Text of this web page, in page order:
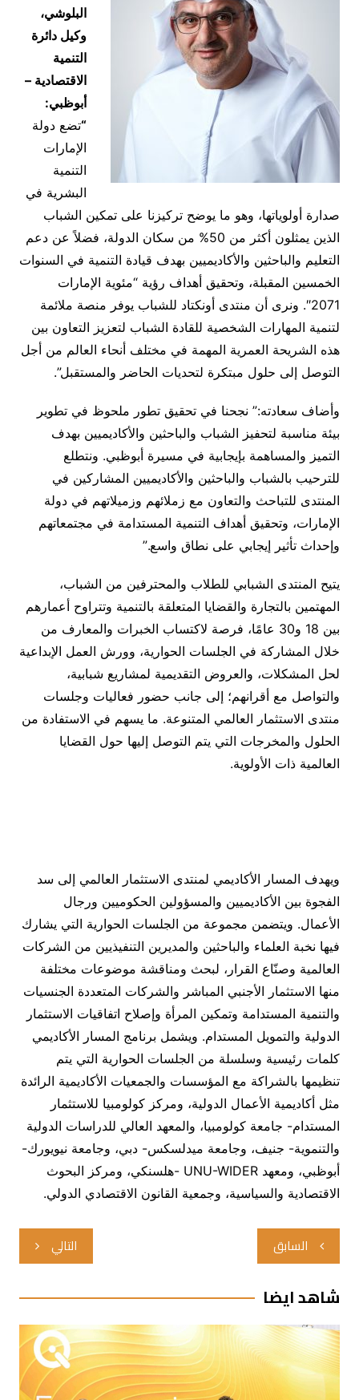
البلوشي،
وكيل دائرة
التنمية
الاقتصادية –
أبوظبي:
“تضع دولة
الإمارات
التنمية
البشرية في
صدارة أولوياتها، وهو ما يوضح تركيزنا على تمكين الشباب
الذين يمثلون أكثر من 50% من سكان الدولة، فضلاً عن دعم
التعليم والباحثين والأكاديميين بهدف قيادة التنمية في السنوات
الخمسين المقبلة، وتحقيق أهداف رؤية “مئوية الإمارات
2071″. ونرى أن منتدى أونكتاد للشباب يوفر منصة ملائمة
لتنمية المهارات الشخصية للقادة الشباب لتعزيز التعاون بين
هذه الشريحة العمرية المهمة في مختلف أنحاء العالم من أجل
التوصل إلى حلول مبتكرة لتحديات الحاضر والمستقبل”.
وأضاف سعادته:” نجحنا في تحقيق تطور ملحوظ في تطوير
بيئة مناسبة لتحفيز الشباب والباحثين والأكاديميين بهدف
التميز والمساهمة بإيجابية في مسيرة أبوظبي. ونتطلع
للترحيب بالشباب والباحثين والأكاديميين المشاركين في
المنتدى للتباحث والتعاون مع زملائهم وزميلاتهم في دولة
الإمارات، وتحقيق أهداف التنمية المستدامة في مجتمعاتهم
وإحداث تأثير إيجابي على نطاق واسع.”
يتيح المنتدى الشبابي للطلاب والمحترفين من الشباب،
المهتمين بالتجارة والقضايا المتعلقة بالتنمية وتتراوح أعمارهم
بين 18 و30 عامًا، فرصة لاكتساب الخبرات والمعارف من
خلال المشاركة في الجلسات الحوارية، وورش العمل الإبداعية
لحل المشكلات، والعروض التقديمية لمشاريع شبابية،
والتواصل مع أقرانهم؛ إلى جانب حضور فعاليات وجلسات
منتدى الاستثمار العالمي المتنوعة. ما يسهم في الاستفادة من
الحلول والمخرجات التي يتم التوصل إليها حول القضايا
العالمية ذات الأولوية.
ويهدف المسار الأكاديمي لمنتدى الاستثمار العالمي إلى سد
الفجوة بين الأكاديميين والمسؤولين الحكوميين ورجال
الأعمال. ويتضمن مجموعة من الجلسات الحوارية التي يشارك
فيها نخبة العلماء والباحثين والمديرين التنفيذيين من الشركات
العالمية وصنّاع القرار، لبحث ومناقشة موضوعات مختلفة
منها الاستثمار الأجنبي المباشر والشركات المتعددة الجنسيات
والتنمية المستدامة وتمكين المرأة وإصلاح اتفاقيات الاستثمار
الدولية والتمويل المستدام. ويشمل برنامج المسار الأكاديمي
كلمات رئيسية وسلسلة من الجلسات الحوارية التي يتم
تنظيمها بالشراكة مع المؤسسات والجمعيات الأكاديمية الرائدة
مثل أكاديمية الأعمال الدولية، ومركز كولومبيا للاستثمار
المستدام- جامعة كولومبيا، والمعهد العالي للدراسات الدولية
والتنموية- جنيف، وجامعة ميدلسكس- دبي، وجامعة نيويورك-
أبوظبي، ومعهد UNU-WIDER -هلسنكي، ومركز البحوث
الاقتصادية والسياسية، وجمعية القانون الاقتصادي الدولي.
تصفّح
المقالات
السابق التالي
شاهد ايضا